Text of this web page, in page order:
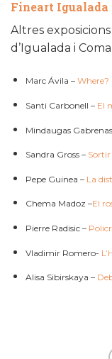
Fineart Igualada
Altres
d’Igualada i
Marc Ávila – Where?
Santi Carbonell – El
Mindaugas
Sandra Gross –
Pepe Guinea – La
Chema Madoz –El
Pierre Radisic –
Vladimir Romero-
Alisa Sibirskaya –